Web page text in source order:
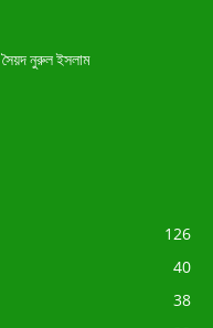
সৈয়দ নুরুল ইসলাম
126
40
38